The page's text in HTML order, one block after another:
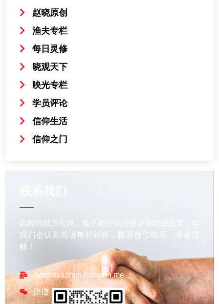
赵晓原创
渔夫专栏
每日灵修
晓观天下
映光专栏
学员评论
信仰生活
信仰之门
因时间精力有限，电子邮件无法保证每封都回复，但
我们会认真阅读每封邮件，推荐微信联系，谢谢理
解！
cypressadmin@proton.me
微信